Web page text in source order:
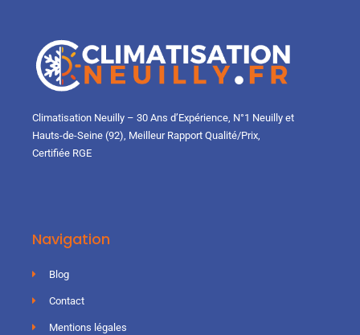
Climatisation Neuilly – 30 Ans d’Expérience, N°1 Neuilly et
Hauts-de-Seine (92), Meilleur Rapport Qualité/Prix,
Certifiée RGE
Navigation
Blog
Contact
Mentions légales